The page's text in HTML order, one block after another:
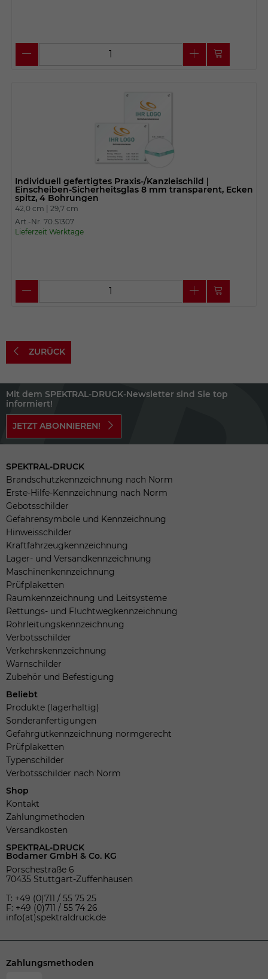
Individuell gefertigtes Praxis-/Kanzleischild |
Einscheiben-Sicherheitsglas 8 mm transparent, Ecken
spitz, 4 Bohrungen
42,0 cm | 29,7 cm
Art.-Nr. 70.S1307
Lieferzeit Werktage
ZURÜCK
Mit dem SPEKTRAL-DRUCK-Newsletter sind Sie top
informiert!
JETZT ABONNIEREN!
SPEKTRAL-DRUCK
Brandschutzkennzeichnung nach Norm
Erste-Hilfe-Kennzeichnung nach Norm
Gebotsschilder
Gefahrensymbole und Kennzeichnung
Hinweisschilder
Kraftfahrzeugkennzeichnung
Lager- und Versandkennzeichnung
Maschinenkennzeichnung
Prüfplaketten
Raumkennzeichnung und Leitsysteme
Rettungs- und Fluchtwegkennzeichnung
Rohrleitungskennzeichnung
Verbotsschilder
Verkehrskennzeichnung
Warnschilder
Zubehör und Befestigung
Beliebt
Produkte (lagerhaltig)
Sonderanfertigungen
Gefahrgutkennzeichnung normgerecht
Prüfplaketten
Typenschilder
Verbotsschilder nach Norm
Shop
Kontakt
Zahlungmethoden
Versandkosten
SPEKTRAL-DRUCK
Bodamer GmbH & Co. KG
Porschestraße 6
70435 Stuttgart-Zuffenhausen
T: +49 (0)711 / 55 75 25
F: +49 (0)711 / 55 74 26
info(at)spektraldruck.de
Zahlungsmethoden